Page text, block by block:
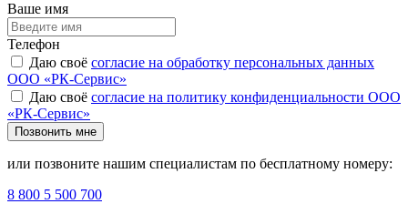
Ваше имя
Телефон
Даю своё согласие на обработку персональных данных
ООО «РК-Сервис»
Даю своё согласие на политику конфиденциальности ООО
«РК-Сервис»
Позвонить мне
или позвоните нашим специалистам по бесплатному номеру:
8 800 5 500 700